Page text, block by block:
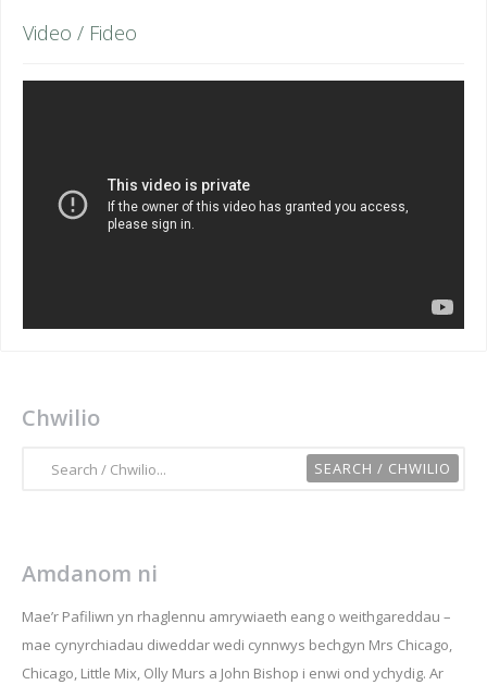
Video / Fideo
Chwilio
Amdanom ni
Mae’r Pafiliwn yn rhaglennu amrywiaeth eang o weithgareddau –
mae cynyrchiadau diweddar wedi cynnwys bechgyn Mrs Chicago,
Chicago, Little Mix, Olly Murs a John Bishop i enwi ond ychydig. Ar